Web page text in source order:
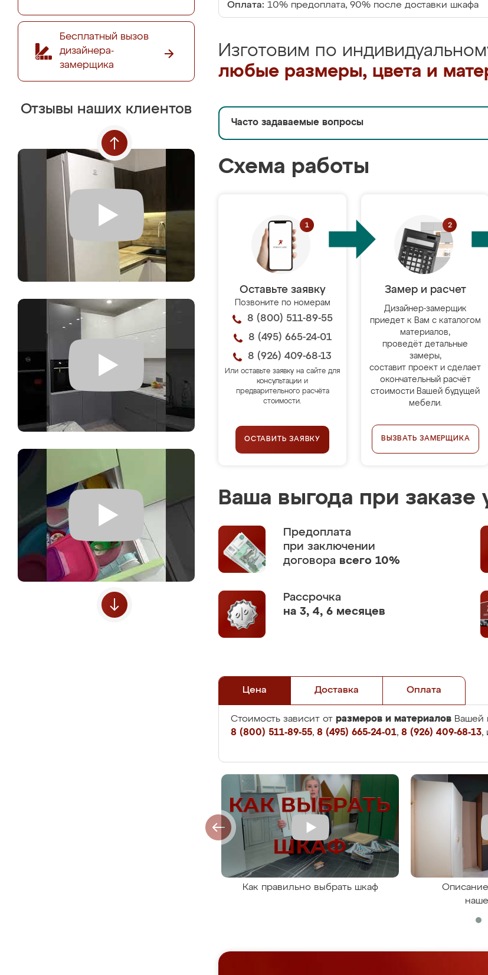
Бесплатный вызов
дизайнера-
замерщика
Отзывы наших клиентов
Оплата: 10% предоплата, 90% после доставки шкафа
Изготовим по
любые размеры, цвета и
Часто задаваемые вопросы
Схема работы
Оставьте заявку
Позвоните по номерам
8 (800) 511-89-55
8 (495) 665-24-01
8 (926) 409-68-13
Или оставьте заявку на сайте для
консультации и
предварительного расчёта
стоимости.
ОСТАВИТЬ ЗАЯВКУ
Замер и расчет
Дизайнер-замерщик
приедет к Вам с каталогом
материалов,
проведёт детальные
замеры,
составит проект и сделает
окончательный расчёт
стоимости Вашей будущей
мебели.
ВЫЗВАТЬ ЗАМЕРЩИКА
Ваша выгода при заказе
Предоплата
при заключении
договора всего 10%
Рассрочка
на 3, 4, 6 месяцев
Цена Доставка Оплата
Стоимость зависит от размеров и материалов Вашей
8 (800) 511-89-55, 8 (495) 665-24-01, 8 (926) 409-68-13,
Как правильно выбрать шкаф